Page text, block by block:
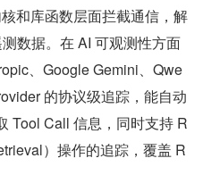
和库函数层面拦截通信，解
数据。在 AI 可观测性方面
、Google Gemini、Qwe
的协议级追踪，能自动
Tool Call 信息，同时支持 R
）操作的追踪，覆盖 R